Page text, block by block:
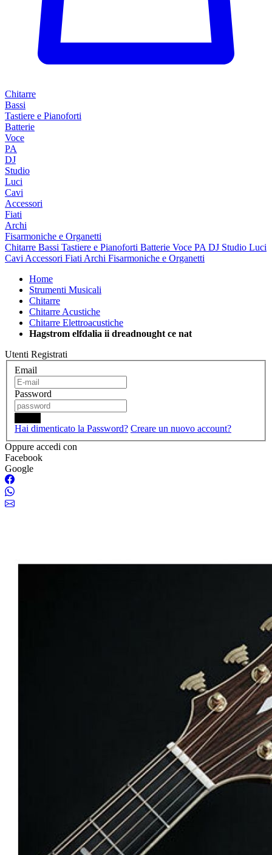
Chitarre
Bassi
Tastiere e Pianoforti
Batterie
Voce
PA
DJ
Studio
Luci
Cavi
Accessori
Fiati
Archi
Fisarmoniche e Organetti
Chitarre Bassi Tastiere e Pianoforti Batterie Voce PA DJ Studio Luci
Cavi Accessori Fiati Archi Fisarmoniche e Organetti
Home
Strumenti Musicali
Chitarre
Chitarre Acustiche
Chitarre Elettroacustiche
Hagstrom elfdalia ii dreadnought ce nat
Utenti Registrati
Email
Password
Hai dimenticato la Password? Creare un nuovo account?
Oppure accedi con
Facebook
Google